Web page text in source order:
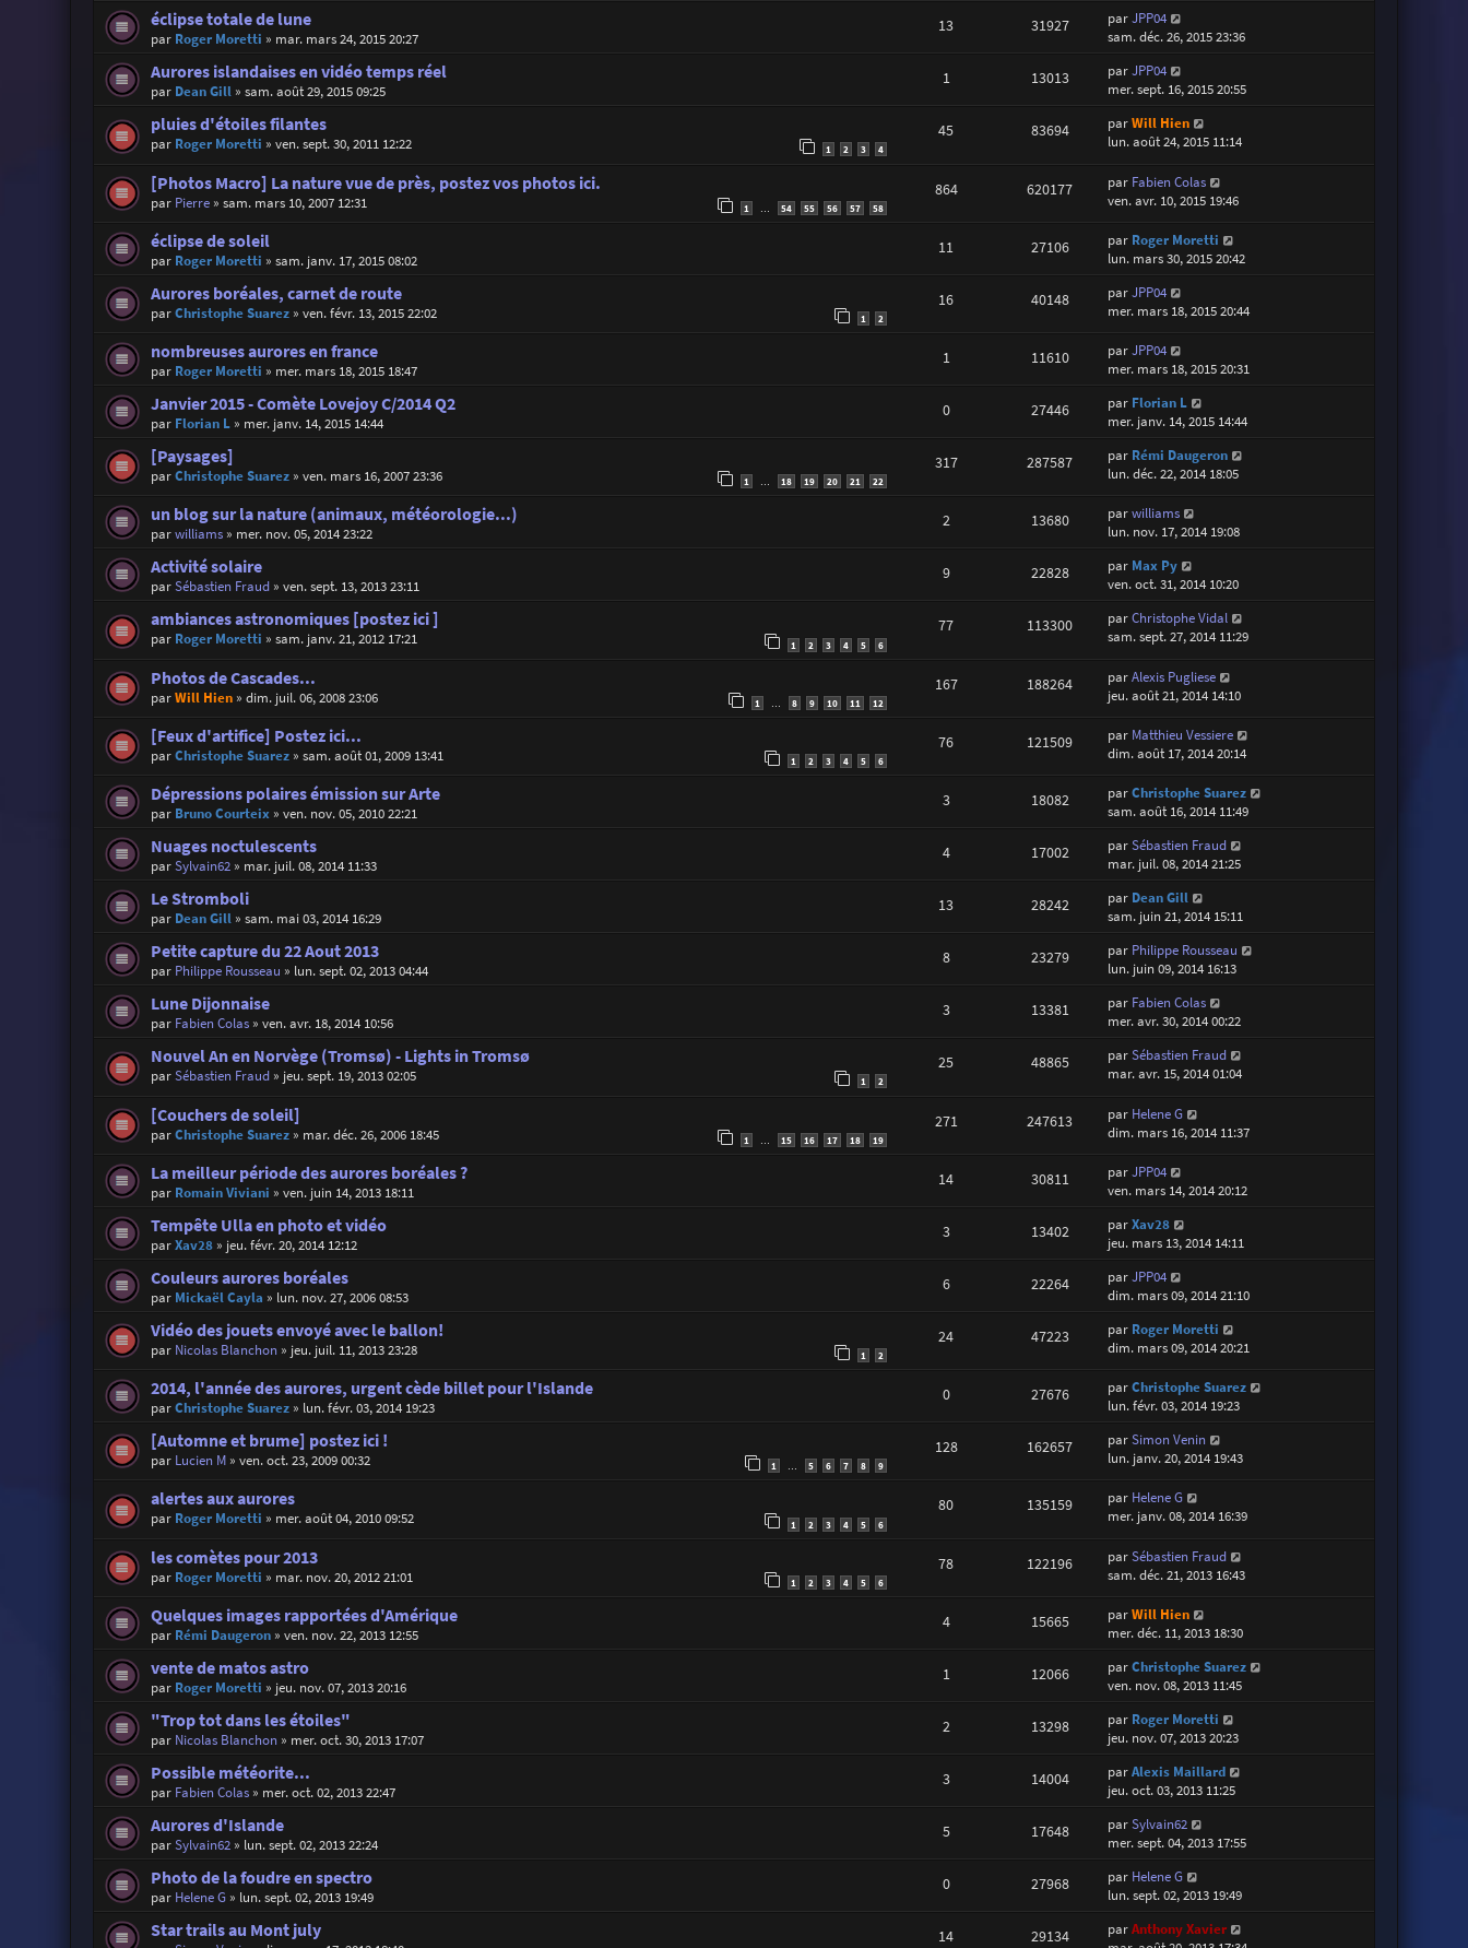
éclipse totale de lune
par Roger Moretti » mar. mars 24, 2015 20:27
13 31927 parJPP04
sam. déc. 26, 2015 23:36
Aurores islandaises en vidéo temps réel
par Dean Gill» sam. août 29, 2015 09:25
1 13013 parJPP04
mer. sept. 16, 2015 20:55
pluies d'étoiles filantes
par Roger Moretti » ven. sept. 30, 2011 12:22 1 2 3 4
45 83694 parWill Hien
lun. août 24, 2015 11:14
[Photos Macro] La nature vue de près, postez vos photos ici.
par Pierre» sam. mars 10, 2007 12:31 1 54 55 56 57 58
864 620177 par Fabien Colas
ven. avr. 10, 2015 19:46
éclipse de soleil
par Roger Moretti » sam. janv. 17, 2015 08:02
11 27106 par Roger Moretti
lun. mars 30, 2015 20:42
Aurores boréales, carnet de route
parChristophe Suarez» ven. févr. 13, 2015 22:02 1 2
16 40148 parJPP04
mer. mars 18, 2015 20:44
nombreuses aurores en france
par Roger Moretti » mer. mars 18, 2015 18:47
1 11610 parJPP04
mer. mars 18, 2015 20:31
Janvier 2015 - Comète Lovejoy C/2014 Q2
par Florian L» mer. janv. 14, 2015 14:44
0 27446 par Florian L
mer. janv. 14, 2015 14:44
[Paysages]
parChristophe Suarez» ven. mars 16, 2007 23:36 1 … 18 19 20 21 22
317 287587 par Rémi Daugeron
lun. déc. 22, 2014 18:05
un blog sur la nature (animaux, météorologie...)
parwilliams» mer. nov. 05, 2014 23:22
2 13680 parwilliams
lun. nov. 17, 2014 19:08
Activité solaire
parSébastien Fraud» ven. sept. 13, 2013 23:11
9 22828 par Max Py
ven. oct. 31, 2014 10:20
ambiances astronomiques [postez ici ]
par Roger Moretti » sam. janv. 21, 2012 17:21 1 2 3 4 5 6
77 113300 parChristophe Vidal
sam. sept. 27, 2014 11:29
Photos de Cascades...
parWill Hien» dim. juil. 06, 2008 23:06 1 8 9 10 11 12
167 188264 parAlexis Pugliese
jeu. août 21, 2014 14:10
[Feux d'artifice] Postez ici...
parChristophe Suarez» sam. août 01, 2009 13:41 1 2 3 4 5 6
76 121509 par Matthieu Vessiere
dim. août 17, 2014 20:14
Dépressions polaires émission sur Arte
par Bruno Courteix» ven. nov. 05, 2010 22:21
3 18082 parChristophe Suarez
sam. août 16, 2014 11:49
Nuages noctulescents
parSylvain62» mar. juil. 08, 2014 11:33
4 17002 parSébastien Fraud
mar. juil. 08, 2014 21:25
Le Stromboli
par Dean Gill» sam. mai 03, 2014 16:29
13 28242 par Dean Gill
sam. juin 21, 2014 15:11
Petite capture du 22 Aout 2013
par Philippe Rousseau » lun. sept. 02, 2013 04:44
8 23279 par Philippe Rousseau
lun. juin 09, 2014 16:13
Lune Dijonnaise
par Fabien Colas» ven. avr. 18, 2014 10:56
3 13381 par Fabien Colas
mer. avr. 30, 2014 00:22
Nouvel An en Norvège (Tromsø) - Lights in Tromsø
parSébastien Fraud» jeu. sept. 19, 2013 02:05 1 2
25 48865 parSébastien Fraud
mar. avr. 15, 2014 01:04
[Couchers de soleil]
parChristophe Suarez» mar. déc. 26, 2006 18:45 1 15 16 17 18 19
271 247613 par Helene G
dim. mars 16, 2014 11:37
La meilleur période des aurores boréales ?
par Romain Viviani » ven. juin 14, 2013 18:11
14 30811 parJPP04
ven. mars 14, 2014 20:12
Tempête Ulla en photo et vidéo
parXav28» jeu. févr. 20, 2014 12:12
3 13402 parXav28
jeu. mars 13, 2014 14:11
Couleurs aurores boréales
par Mickaël Cayla » lun. nov. 27, 2006 08:53
6 22264 parJPP04
dim. mars 09, 2014 21:10
Vidéo des jouets envoyé avec le ballon!
par Nicolas Blanchon» jeu. juil. 11, 2013 23:28 1 2
24 47223 par Roger Moretti
dim. mars 09, 2014 20:21
2014, l'année des aurores, urgent cède billet pour l'Islande
parChristophe Suarez» lun. févr. 03, 2014 19:23
0 27676 parChristophe Suarez
lun. févr. 03, 2014 19:23
[Automne et brume] postez ici !
par Lucien M» ven. oct. 23, 2009 00:32 1 … 5 6 7 8 9
128 162657 parSimon Venin
lun. janv. 20, 2014 19:43
alertes aux aurores
par Roger Moretti » mer. août 04, 2010 09:52 1 2 3 4 5 6
80 135159 par Helene G
mer. janv. 08, 2014 16:39
les comètes pour 2013
par Roger Moretti » mar. nov. 20, 2012 21:01 1 2 3 4 5 6
78 122196 parSébastien Fraud
sam. déc. 21, 2013 16:43
Quelques images rapportées d'Amérique
par Rémi Daugeron» ven. nov. 22, 2013 12:55
4 15665 parWill Hien
mer. déc. 11, 2013 18:30
vente de matos astro
par Roger Moretti » jeu. nov. 07, 2013 20:16
1 12066 parChristophe Suarez
ven. nov. 08, 2013 11:45
"Trop tot dans les étoiles"
par Nicolas Blanchon» mer. oct. 30, 2013 17:07
2 13298 par Roger Moretti
jeu. nov. 07, 2013 20:23
Possible météorite...
par Fabien Colas» mer. oct. 02, 2013 22:47
3 14004 parAlexis Maillard
jeu. oct. 03, 2013 11:25
Aurores d'Islande
parSylvain62» lun. sept. 02, 2013 22:24
5 17648 parSylvain62
mer. sept. 04, 2013 17:55
Photo de la foudre en spectro
par Helene G» lun. sept. 02, 2013 19:49
0 27968 par Helene G
lun. sept. 02, 2013 19:49
Star trails au Mont july 14 29134 parAnthony Xavier